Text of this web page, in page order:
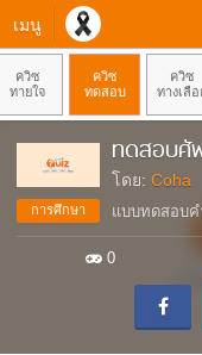
เมนู
ควิซ
ทายใจ
ควิซ
ทดสอบ
ควิซ
ทางเลือ
การศึกษา
ทดสอบศั
โดย: Coha
แบบทดสอบ
0